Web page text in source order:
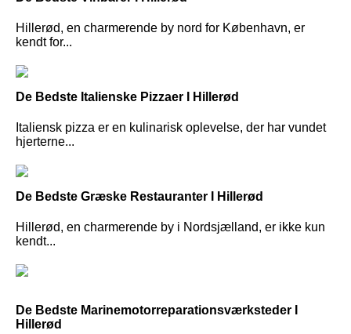
Hillerød, en charmerende by nord for København, er
kendt for...
De Bedste Italienske Pizzaer I Hillerød
Italiensk pizza er en kulinarisk oplevelse, der har vundet
hjerterne...
De Bedste Græske Restauranter I Hillerød
Hillerød, en charmerende by i Nordsjælland, er ikke kun
kendt...
De Bedste Marinemotorreparationsværksteder I
Hillerød